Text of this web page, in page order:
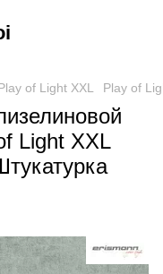
of Light XXL Play of
Light XXL